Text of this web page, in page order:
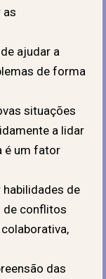
as
ajudar a
de forma
situações
a lidar
é um fator
habilidades de
de conflitos
das